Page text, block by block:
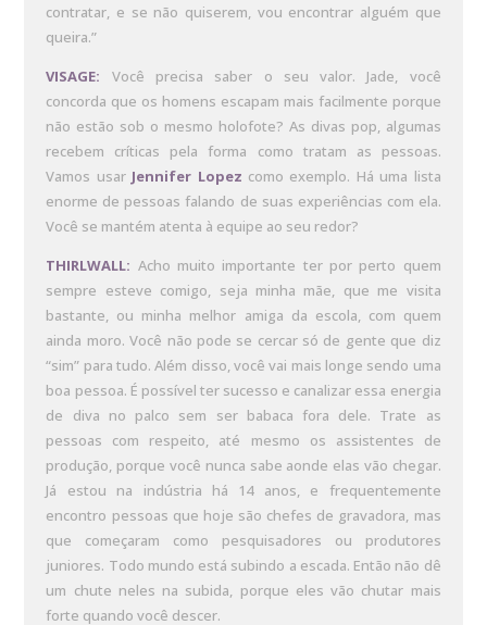
contratar, e se não quiserem, vou encontrar alguém que
queira.”
VISAGE: Você precisa saber o seu valor. Jade, você
concorda que os homens escapam mais facilmente porque
não estão sob o mesmo holofote? As divas pop, algumas
recebem críticas pela forma como tratam as pessoas.
Vamos usar Jennifer Lopez como exemplo. Há uma lista
enorme de pessoas falando de suas experiências com ela.
Você se mantém atenta à equipe ao seu redor?
THIRLWALL: Acho muito importante ter por perto quem
sempre esteve comigo, seja minha mãe, que me visita
bastante, ou minha melhor amiga da escola, com quem
ainda moro. Você não pode se cercar só de gente que diz
“sim” para tudo. Além disso, você vai mais longe sendo uma
boa pessoa. É possível ter sucesso e canalizar essa energia
de diva no palco sem ser babaca fora dele. Trate as
pessoas com respeito, até mesmo os assistentes de
produção, porque você nunca sabe aonde elas vão chegar.
Já estou na indústria há 14 anos, e frequentemente
encontro pessoas que hoje são chefes de gravadora, mas
que começaram como pesquisadores ou produtores
juniores. Todo mundo está subindo a escada. Então não dê
um chute neles na subida, porque eles vão chutar mais
forte quando você descer.